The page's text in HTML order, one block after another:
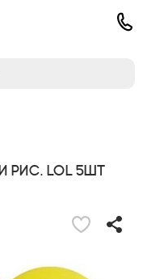
LOL 5шт